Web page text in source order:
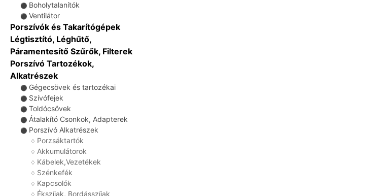
⚫ Boholytalanítók
⚫ Ventilátor
Porszívók és Takarítógépek
Légtisztító, Léghűtő,
Páramentesítő Szűrők, Filterek
Porszívó Tartozékok,
Alkatrészek
⚫ Gégecsövek és tartozékai
⚫ Szívófejek
⚫ Toldócsövek
⚫ Átalakító Csonkok, Adapterek
⚫ Porszívó Alkatrészek
♢ Porzsáktartók
♢ Akkumulátorok
♢ Kábelek,Vezetékek
♢ Szénkefék
♢ Kapcsolók
♢ Ékszíjak, Bordásszíjak